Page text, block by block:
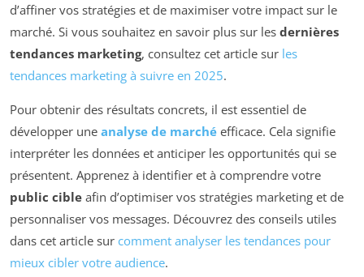
d’affiner vos stratégies et de maximiser votre impact sur le
marché. Si vous souhaitez en savoir plus sur les dernières
tendances marketing, consultez cet article sur les
tendances marketing à suivre en 2025.
Pour obtenir des résultats concrets, il est essentiel de
développer une analyse de marché efficace. Cela signifie
interpréter les données et anticiper les opportunités qui se
présentent. Apprenez à identifier et à comprendre votre
public cible afin d’optimiser vos stratégies marketing et de
personnaliser vos messages. Découvrez des conseils utiles
dans cet article sur comment analyser les tendances pour
mieux cibler votre audience.